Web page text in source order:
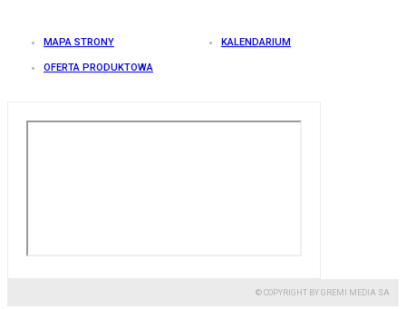
MAPA STRONY KALENDARIUM
OFERTA PRODUKTOWA
© COPYRIGHT BY GREMI MEDIA SA